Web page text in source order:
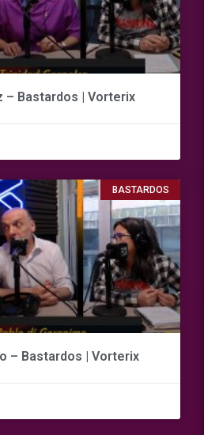
– Bastardos | Vorterix
BASTARDOS
– Bastardos | Vorterix